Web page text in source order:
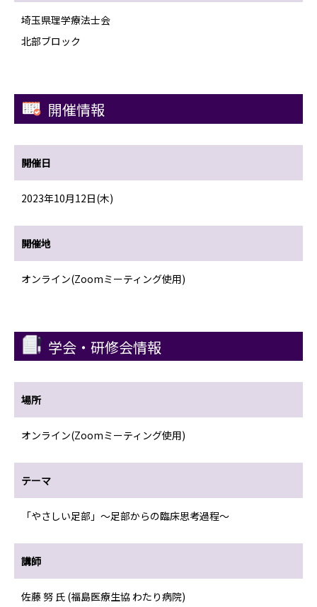
埼玉県理学療法士会
北部ブロック
開催情報
開催日
2023年10月12日(木)
開催地
オンライン(Zoomミーティング使用)
学会・研修会情報
場所
オンライン(Zoomミーティング使用)
テーマ
「やさしい足部」～足部からの臨床思考過程～
講師
佐藤 努 氏 (福島医療生協 わたり病院)